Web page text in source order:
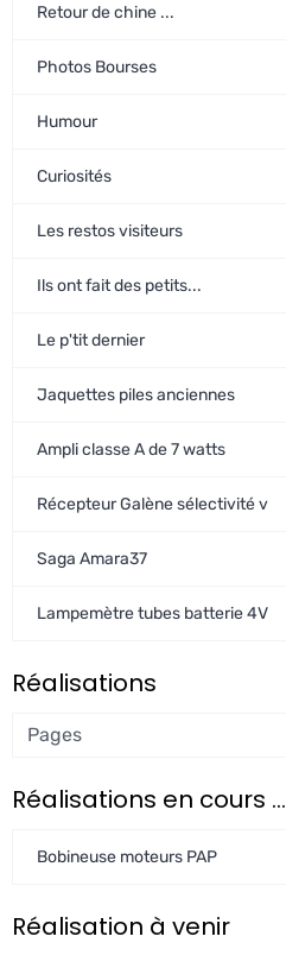
Retour de chine ...
Photos Bourses
Humour
Curiosités
Les restos visiteurs
Ils ont fait des petits...
Le p'tit dernier
Jaquettes piles anciennes
Ampli classe A de 7 watts
Récepteur Galène sélectivité v
Saga Amara37
Lampemètre tubes batterie 4V
Réalisations
Réalisations en cours ...
Bobineuse moteurs PAP
Réalisation à venir